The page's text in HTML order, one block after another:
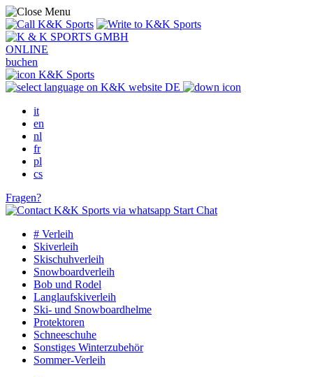
ONLINE
buchen
DE
it
en
nl
fr
pl
cs
Fragen?
Start Chat
# Verleih
Skiverleih
Skischuhverleih
Snowboardverleih
Bob und Rodel
Langlaufskiverleih
Ski- und Snowboardhelme
Protektoren
Schneeschuhe
Sonstiges Winterzubehör
Sommer-Verleih